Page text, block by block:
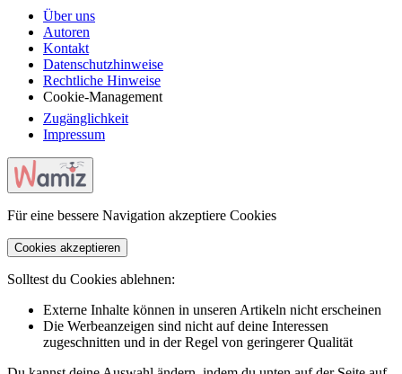
Über uns
Autoren
Kontakt
Datenschutzhinweise
Rechtliche Hinweise
Cookie-Management
Zugänglichkeit
Impressum
Für eine bessere Navigation akzeptiere Cookies
Cookies akzeptieren
Solltest du Cookies ablehnen:
Externe Inhalte können in unseren Artikeln nicht erscheinen
Die Werbeanzeigen sind nicht auf deine Interessen
zugeschnitten und in der Regel von geringerer Qualität